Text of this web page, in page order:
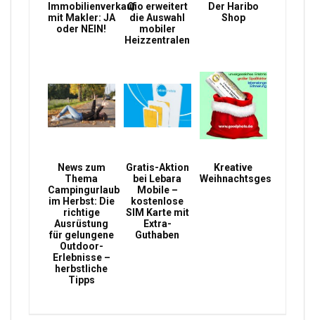
Immobilienverkauf
mit Makler: JA
oder NEIN!
Qio erweitert
die Auswahl
mobiler
Heizzentralen
Der Haribo
Shop
News zum
Thema
Campingurlaub
im Herbst: Die
richtige
Ausrüstung
für gelungene
Outdoor-
Erlebnisse –
herbstliche
Tipps
Gratis-Aktion
bei Lebara
Mobile –
kostenlose
SIM Karte mit
Extra-
Guthaben
Kreative
Weihnachtsgeschenke